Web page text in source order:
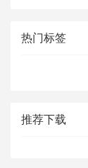
热门标签
推荐下载